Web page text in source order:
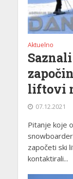
Aktuelno
liftovi
07.12.2021
Pitanje koje
započeti ski
kontaktirali...